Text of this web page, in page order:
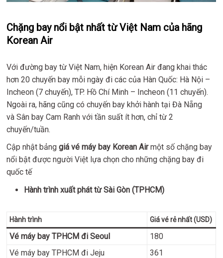
Chặng bay nổi bật nhất từ Việt Nam của hãng
Korean Air
Với đường bay từ Việt Nam, hiện Korean Air đang khai thác
hơn 20 chuyến bay mỗi ngày đi các của Hàn Quốc: Hà Nội –
Incheon (7 chuyến), TP. Hồ Chí Minh – Incheon (11 chuyến).
Ngoài ra, hãng cũng có chuyến bay khởi hành tại Đà Nẵng
và Sân bay Cam Ranh với tần suất ít hơn, chỉ từ 2
chuyến/tuần.
Cập nhật bảnggiá vé máy bay Korean Airmột số chặng bay
nổi bật được người Việt lựa chọn cho những chặng bay đi
quốc tế
Hành trình xuất phát từ Sài Gòn (TPHCM)
Hành trình Giá vé rẻ nhất (USD)
Vé máy bay TPHCM đi Seoul
180
Vé máy bay TPHCM đi Jeju
361